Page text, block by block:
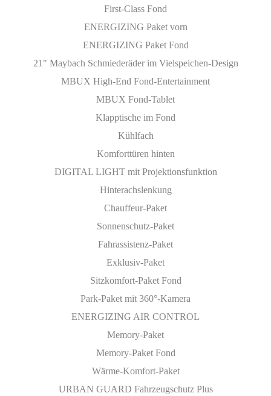
First-Class Fond
ENERGIZING Paket vorn
ENERGIZING Paket Fond
21" Maybach Schmiederäder im Vielspeichen-Design
MBUX High-End Fond-Entertainment
MBUX Fond-Tablet
Klapptische im Fond
Kühlfach
Komforttüren hinten
DIGITAL LIGHT mit Projektionsfunktion
Hinterachslenkung
Chauffeur-Paket
Sonnenschutz-Paket
Fahrassistenz-Paket
Exklusiv-Paket
Sitzkomfort-Paket Fond
Park-Paket mit 360°-Kamera
ENERGIZING AIR CONTROL
Memory-Paket
Memory-Paket Fond
Wärme-Komfort-Paket
URBAN GUARD Fahrzeugschutz Plus